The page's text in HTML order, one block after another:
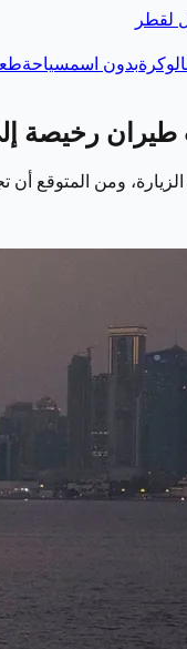
لقطر
الوكرةبدون اسمسياحة
طيران رخيصة
أعدادًا كبيرة من السياح في عام